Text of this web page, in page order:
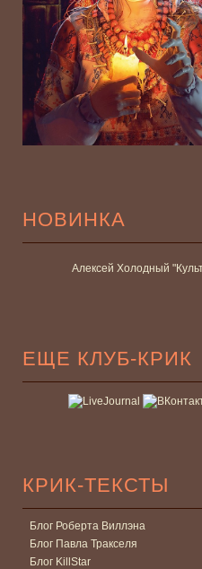
НОВИНКА
Алексей Холодный
ЕЩЕ КЛУБ-КРИК
КРИК-ТЕКСТЫ
Блог Роберта Виллэна
Блог Павла Тракселя
Блог KillStar